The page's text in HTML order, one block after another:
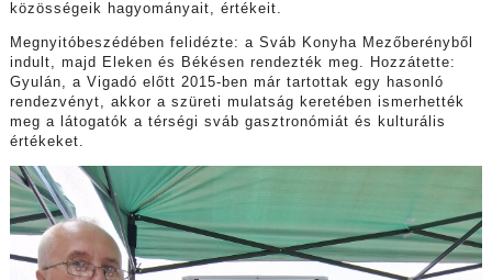
közösségeik hagyományait, értékeit.
Megnyitóbeszédében felidézte: a Sváb Konyha Mezőberényből
indult, majd Eleken és Békésen rendezték meg. Hozzátette:
Gyulán, a Vigadó előtt 2015-ben már tartottak egy hasonló
rendezvényt, akkor a szüreti mulatság keretében ismerhették
meg a látogatók a térségi sváb gasztronómiát és kulturális
értékeket.